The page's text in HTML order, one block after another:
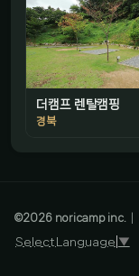
더캠프 렌탈캠핑
경북
©2026noricamp inc.
Select Language ▼